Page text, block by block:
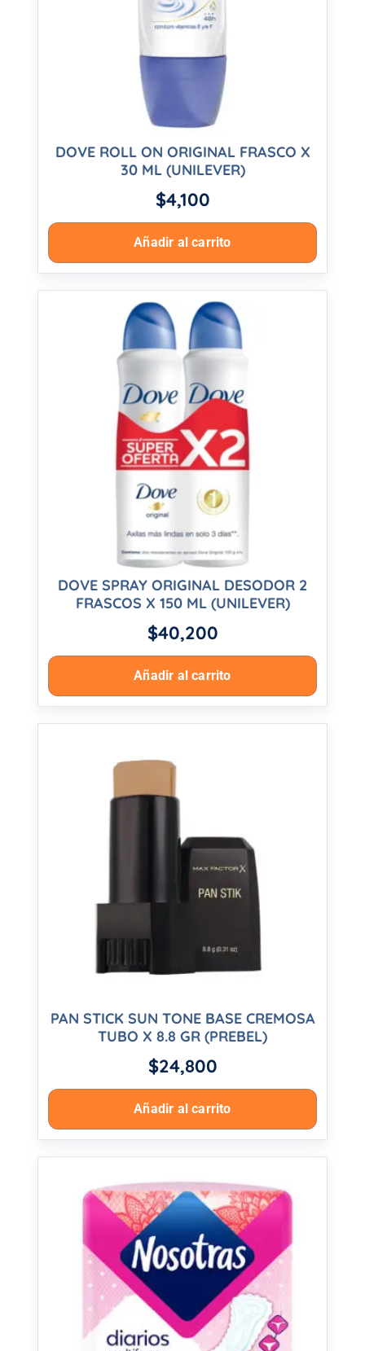
DOVE ROLL ON ORIGINAL FRASCO X
30 ML (UNILEVER)
$4,100
Añadir al carrito
DOVE SPRAY ORIGINAL DESODOR 2
FRASCOS X 150 ML (UNILEVER)
$40,200
Añadir al carrito
PAN STICK SUN TONE BASE CREMOSA
TUBO X 8.8 GR (PREBEL)
$24,800
Añadir al carrito